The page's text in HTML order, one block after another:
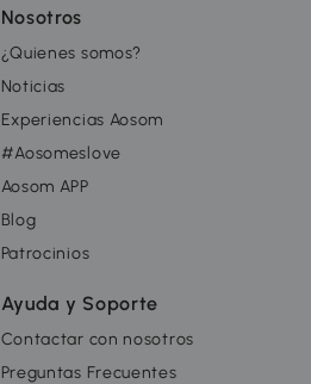
Nosotros
¿Quienes somos?
Noticias
Experiencias Aosom
#Aosomeslove
Aosom APP
Blog
Patrocinios
Ayuda y Soporte
Contactar con nosotros
Preguntas Frecuentes